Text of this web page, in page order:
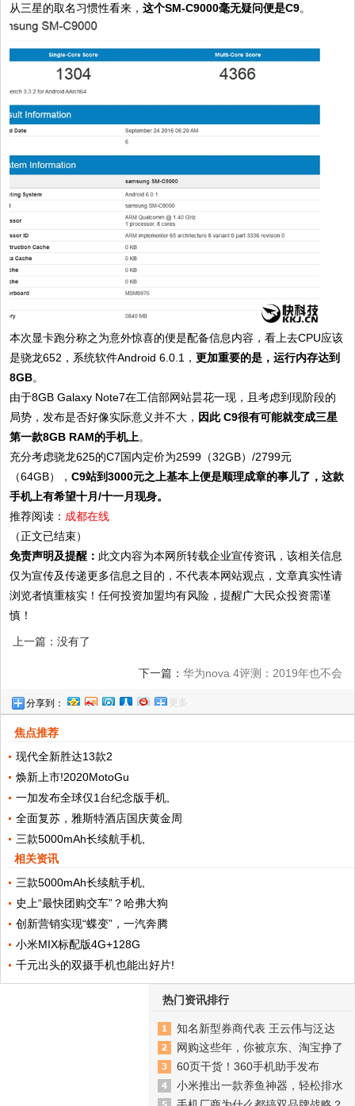
从三星的取名习惯性看来，这个SM-C9000毫无疑问便是C9。
本次显卡跑分称之为意外惊喜的便是配备信息内容，看上去CPU应该
是骁龙652，系统软件Android 6.0.1，更加重要的是，运行内存达到
8GB。
由于8GB Galaxy Note7在工信部网站昙花一现，且考虑到现阶段的
局势，发布是否好像实际意义并不大， 因此 C9很有可能就变成三星
第一款8GB RAM的手机上。
充分考虑骁龙625的C7国内定价为2599（32GB）/2799元
（64GB），C9站到3000元之上基本上便是顺理成章的事儿了，这款
手机上有希望十月/十一月现身。
推荐阅读： 成都在线
（正文已结束）
免责声明及提醒： 此文内容为本网所转载企业宣传资讯，该相关信息
仅为宣传及传递更多信息之目的，不代表本网站观点，文章真实性请
浏览者慎重核实！任何投资加盟均有风险，提醒广大民众投资需谨
慎！
上一篇：没有了
下一篇： 华为nova 4评测：2019年也不会
分享到： 更多
焦点推荐
现代全新胜达13款2
焕新上市!2020MotoGu
一加发布全球仅1台纪念版手机,
全面复苏，雅斯特酒店国庆黄金周
三款5000mAh长续航手机,
相关资讯
三款5000mAh长续航手机,
史上“最快团购交车”？哈弗大狗
创新营销实现“蝶变”，一汽奔腾
小米MIX标配版4G+128G
千元出头的双摄手机也能出好片!
热门资讯排行
知名新型券商代表 王云伟与泛达
网购这些年，你被京东、淘宝挣了
60页干货！360手机助手发布
小米推出一款养鱼神器，轻松排水